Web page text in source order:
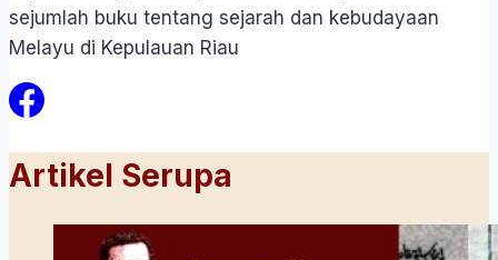
sejumlah buku tentang sejarah dan kebudayaan
Melayu di Kepulauan Riau
Artikel Serupa